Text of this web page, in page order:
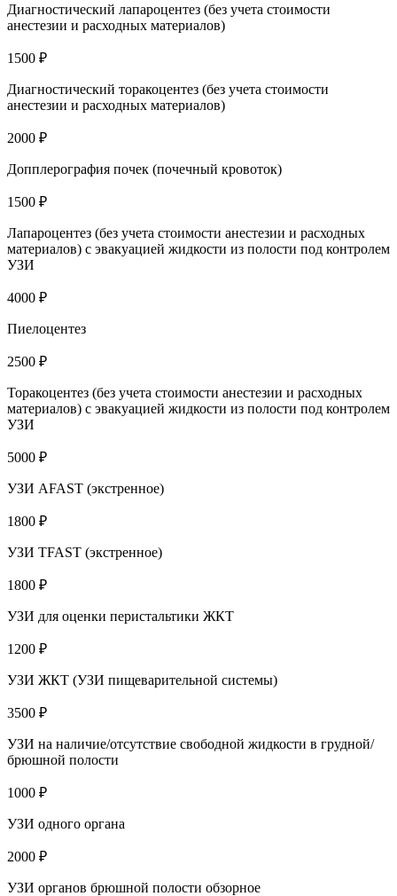
Диагностический лапароцентез (без учета стоимости
анестезии и расходных материалов)
1500 ₽
Диагностический торакоцентез (без учета стоимости
анестезии и расходных материалов)
2000 ₽
Допплерография почек (почечный кровоток)
1500 ₽
Лапароцентез (без учета стоимости анестезии и расходных
материалов) с эвакуацией жидкости из полости под контролем
УЗИ
4000 ₽
Пиелоцентез
2500 ₽
Торакоцентез (без учета стоимости анестезии и расходных
материалов) с эвакуацией жидкости из полости под контролем
УЗИ
5000 ₽
УЗИ AFAST (экстренное)
1800 ₽
УЗИ TFAST (экстренное)
1800 ₽
УЗИ для оценки перистальтики ЖКТ
1200 ₽
УЗИ ЖКТ (УЗИ пищеварительной системы)
3500 ₽
УЗИ на наличие/отсутствие свободной жидкости в грудной/
брюшной полости
1000 ₽
УЗИ одного органа
2000 ₽
УЗИ органов брюшной полости обзорное